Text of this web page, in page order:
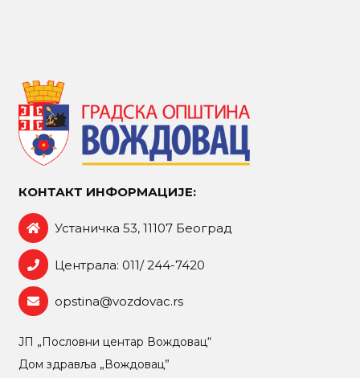
КОНТАКТ ИНФОРМАЦИЈЕ:
Устаничка 53, 11107 Београд
Централа: 011/ 244-7420
opstina@vozdovac.rs
ЈП „Пословни центар Вождовац“
Дом здравља „Вождовац”